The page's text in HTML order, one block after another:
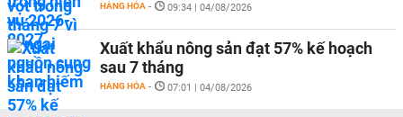
HÀNG HÓA - 09:34 | 04/08/2026
Xuất khẩu nông sản đạt 57% kế hoạch
sau 7 tháng
HÀNG HÓA - 07:01 | 04/08/2026